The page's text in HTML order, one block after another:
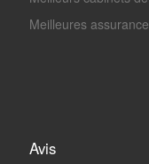
Meilleures
Avis